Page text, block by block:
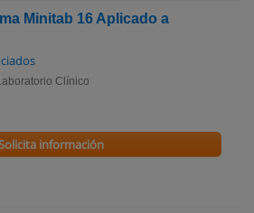
Minitab 16 Aplicado a
Clínico
información